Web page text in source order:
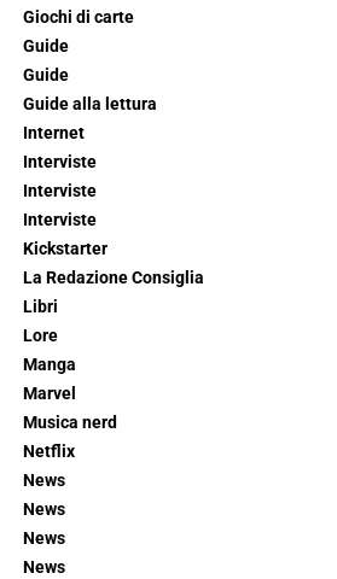
Giochi di carte
Guide
Guide
Guide alla lettura
Internet
Interviste
Interviste
Interviste
Kickstarter
La Redazione Consiglia
Libri
Lore
Manga
Marvel
Musica nerd
Netflix
News
News
News
News